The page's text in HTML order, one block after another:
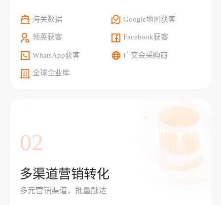
海关数据 Google地图获客
领英获客 Facebook获客
WhatsApp获客 广交会采购商
全球企业库
02
多渠道营销转化
多元营销渠道，批量触达